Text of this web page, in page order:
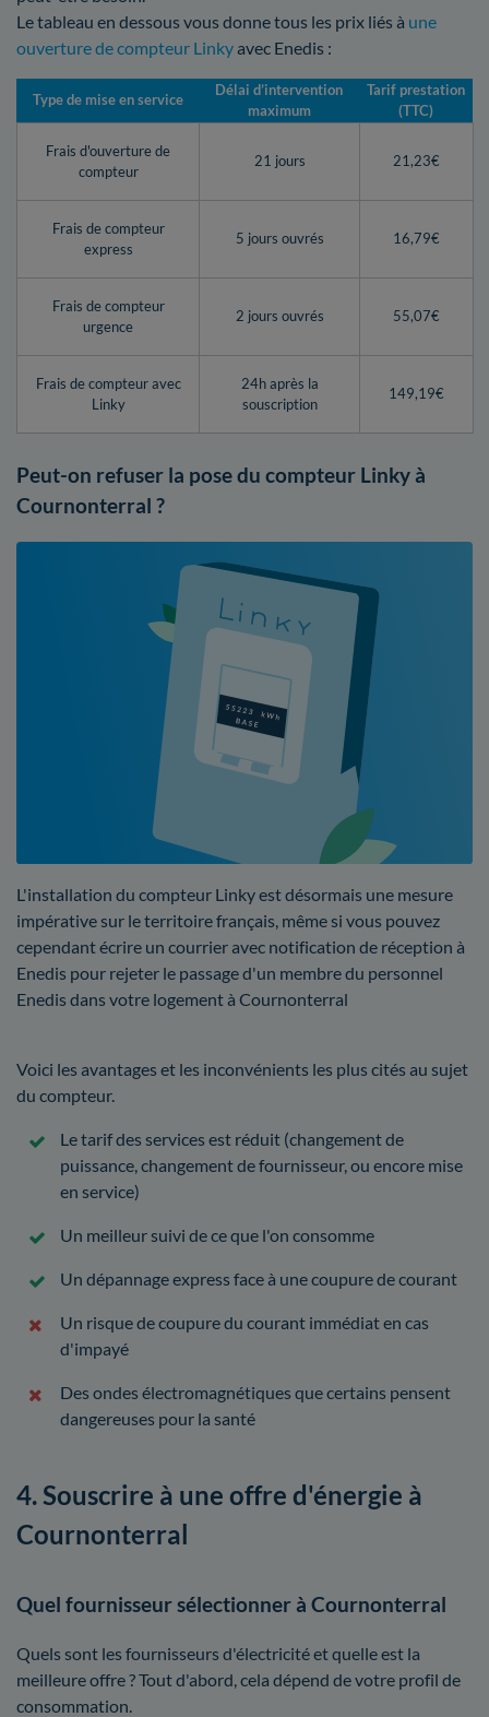
Le tableau en dessous vous donne tous les prix liés à une
ouverture de compteur Linkyavec Enedis :
Type de mise en service
Délai d’intervention
maximum
Tarif prestation
(TTC)
Frais d'ouverture de
compteur
21 jours 21,23€
Frais de compteur
express
5 jours ouvrés 16,79€
Frais de compteur
urgence
2 jours ouvrés 55,07€
Frais de compteur avec
Linky
24h après la
souscription
149,19€
Peut-on refuser la pose du compteur Linky à
Cournonterral ?
L'installation du compteur Linky est désormais une mesure
impérative sur le territoire français, même si vous pouvez
cependant écrire un courrier avec notification de réception à
Enedis pour rejeter le passage d'un membre du personnel
Enedis dans votre logement à Cournonterral
Voici les avantages et les inconvénients les plus cités au sujet
du compteur.
Le tarif des services est réduit (changement de
puissance, changement de fournisseur, ou encore mise
en service)
Un meilleur suivi de ce que l'on consomme
Un dépannage express face à une coupure de courant
Un risque de coupure du courant immédiat en cas
d'impayé
Des ondes électromagnétiques que certains pensent
dangereuses pour la santé
4. Souscrire à une offre d'énergie à
Cournonterral
Quel fournisseur sélectionner à Cournonterral
Quels sont les fournisseurs d'électricité et quelle est la
meilleure offre ? Tout d'abord, cela dépend de votre profil de
consommation.